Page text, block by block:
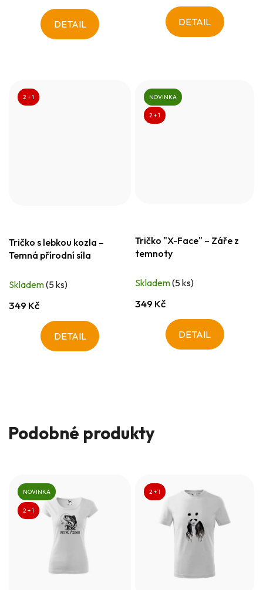
DETAIL DETAIL
2 + 1
Tričko s lebkou kozla –
Temná přírodní síla
Skladem(5 ks)
349 Kč
DETAIL
NOVINKA
2 + 1
Tričko "X-Face" – Záře z
temnoty
Skladem(5 ks)
349 Kč
DETAIL
Podobné produkty
NOVINKA
2 + 1
2 + 1